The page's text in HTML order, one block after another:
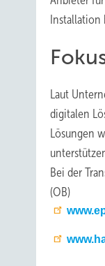
Installation
Laut
digitalen
Lösungen
Bei der
(OB)